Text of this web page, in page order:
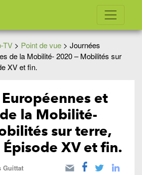
TV > Point de vue > Journées
de la Mobilité- 2020 – Mobilités sur
XV et fin.
et
la Mobilité-
sur terre,
XV et fin.
Guittat